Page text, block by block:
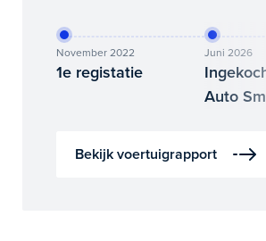
November 2022
1e registatie
Juni 2026
Auto
Bekijk voertuigrapport